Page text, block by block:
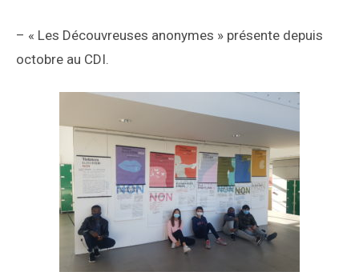
– « Les Découvreuses anonymes » présente depuis
octobre au CDI.